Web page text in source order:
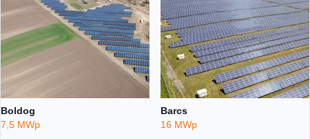
Boldog
7,5 MWp
Barcs
16 MWp